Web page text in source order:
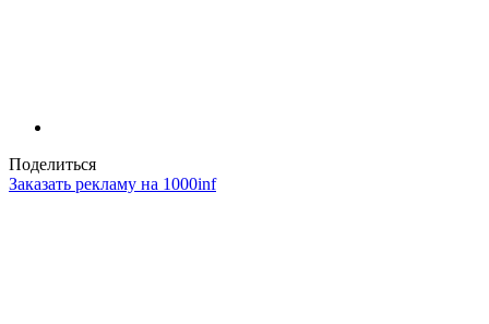
Поделиться
Заказать рекламу на 1000inf